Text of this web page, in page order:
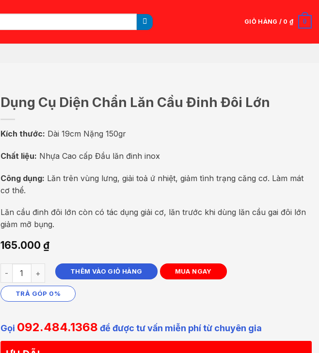
GIỎ HÀNG / 0 ₫ 0
Dụng Cụ Diện Chẩn Lăn Cầu Đinh Đôi Lớn
Kích thước: Dài 19cm Nặng 150gr
Chất liệu: Nhựa Cao cấp Đầu lăn đinh inox
Công dụng: Lăn trên vùng lưng, giải toả ứ nhiệt, giảm tình trạng căng cơ. Làm mát
cơ thể.
Lăn cầu đinh đôi lớn còn có tác dụng giải cơ, lăn trước khi dùng lăn cầu gai đôi lớn
giảm mỡ bụng.
165.000 ₫
Dụng Cụ Diện Chẩn Lăn Cầu Đinh Đôi Lớn số lượng
THÊM VÀO GIỎ HÀNG MUA NGAY
TRẢ GÓP 0%
Gọi 092.484.1368 để được tư vấn miễn phí từ chuyên gia